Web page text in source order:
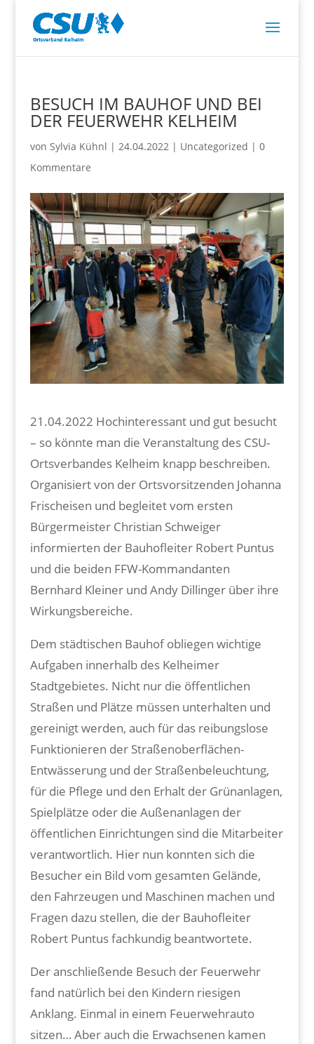
BESUCH IM BAUHOF UND BEI
DER FEUERWEHR KELHEIM
von Sylvia Kühnl | 24.04.2022| Uncategorized | 0
Kommentare
21.04.2022 Hochinteressant und gut besucht
– so könnte man die Veranstaltung des CSU-
Ortsverbandes Kelheim knapp beschreiben.
Organisiert von der Ortsvorsitzenden Johanna
Frischeisen und begleitet vom ersten
Bürgermeister Christian Schweiger
informierten der Bauhofleiter Robert Puntus
und die beiden FFW-Kommandanten
Bernhard Kleiner und Andy Dillinger über ihre
Wirkungsbereiche.
Dem städtischen Bauhof obliegen wichtige
Aufgaben innerhalb des Kelheimer
Stadtgebietes. Nicht nur die öffentlichen
Straßen und Plätze müssen unterhalten und
gereinigt werden, auch für das reibungslose
Funktionieren der Straßenoberflächen-
Entwässerung und der Straßenbeleuchtung,
für die Pflege und den Erhalt der Grünanlagen,
Spielplätze oder die Außenanlagen der
öffentlichen Einrichtungen sind die Mitarbeiter
verantwortlich. Hier nun konnten sich die
Besucher ein Bild vom gesamten Gelände,
den Fahrzeugen und Maschinen machen und
Fragen dazu stellen, die der Bauhofleiter
Robert Puntus fachkundig beantwortete.
Der anschließende Besuch der Feuerwehr
fand natürlich bei den Kindern riesigen
Anklang. Einmal in einem Feuerwehrauto
sitzen… Aber auch die Erwachsenen kamen